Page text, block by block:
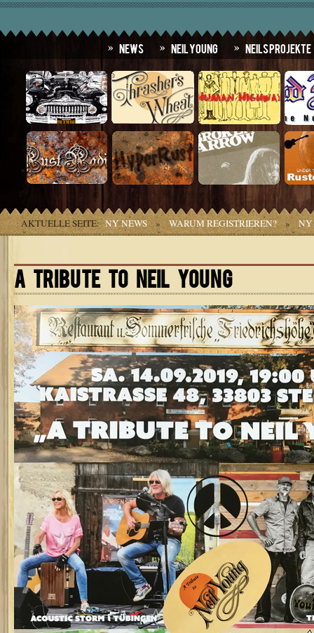
News Neil Young Neils Projekte
AKTUELLE SEITE: NY NEWS » WARUM REGISTRIEREN? » NY
A TRIBUTE TO NEIL YOUNG